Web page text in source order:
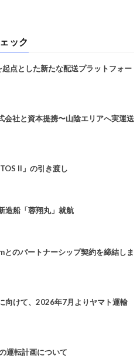
ック
点とした新たな配送プラットフォー
社と資本提携〜山陰エリアへ実運送
II」の引き渡し
造船「蓉翔丸」就航
とのパートナーシップ契約を締結しま
向けて、2026年7月よりヤマト運輸
運転計画について